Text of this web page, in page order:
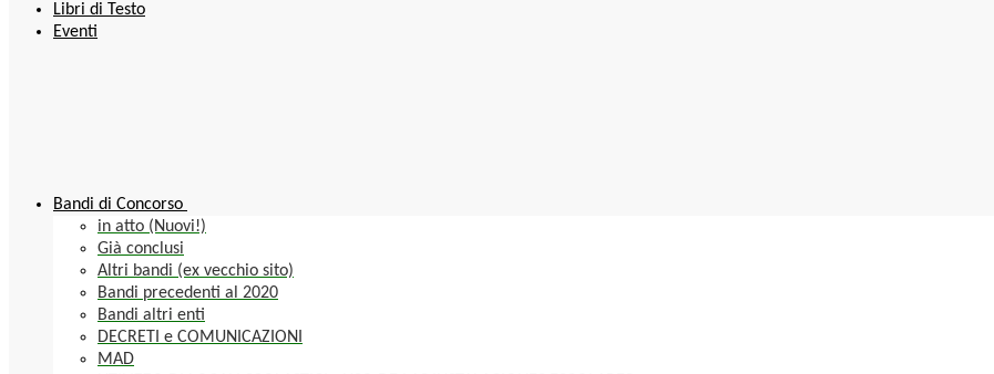
Libri di Testo
Eventi
Bandi di Concorso
in atto (Nuovi!)
Già conclusi
Altri bandi (ex vecchio sito)
Bandi precedenti al 2020
Bandi altri enti
DECRETI e COMUNICAZIONI
MAD